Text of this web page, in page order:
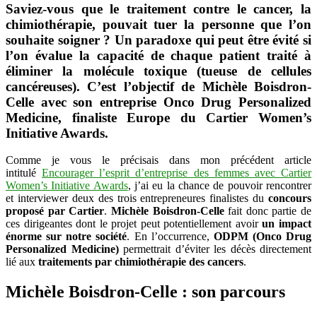
finaliste
Cartier
Women’s
Initiative
Awards
Saviez-vous que le traitement contre le cancer, la
chimiothérapie, pouvait tuer la personne que l’on
souhaite soigner ? Un paradoxe qui peut être évité si
l’on évalue la capacité de chaque patient traité à
éliminer la molécule toxique (tueuse de cellules
cancéreuses). C’est l’objectif de Michèle Boisdron-
Celle avec son entreprise Onco Drug Personalized
Medicine, finaliste Europe du Cartier Women’s
Initiative Awards.
Comme je vous le précisais dans mon précédent article
intituléEncourager l’esprit d’entreprise des femmes avec Cartier
Women’s Initiative Awards, j’ai eu la chance de pouvoir rencontrer
et interviewer deux des trois entrepreneures finalistes du concours
proposé par Cartier. Michèle Boisdron-Cellefait donc partie de
ces dirigeantes dont le projet peut potentiellement avoirun impact
énorme sur notre société. En l’occurrence, ODPM (Onco Drug
Personalized Medicine) permettrait d’éviter les décès directement
lié aux traitements par chimiothérapie des cancers.
Michèle Boisdron-Celle : son parcours